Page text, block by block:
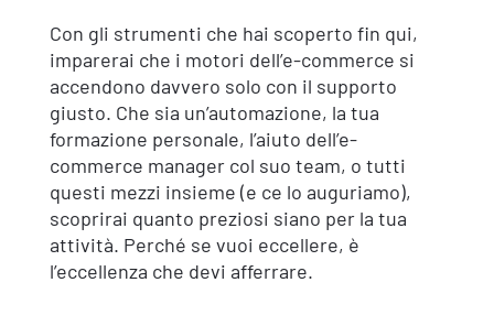
Con gli strumenti che hai scoperto fin qui,
imparerai che i motori dell’e-commerce si
accendono davvero solo con il supporto
giusto. Che sia un’automazione, la tua
formazione personale, l’aiuto dell’e-
commerce manager col suo team, o tutti
questi mezzi insieme (e ce lo auguriamo),
scoprirai quanto preziosi siano per la tua
attività. Perché se vuoi eccellere, è
l’eccellenza che devi afferrare.